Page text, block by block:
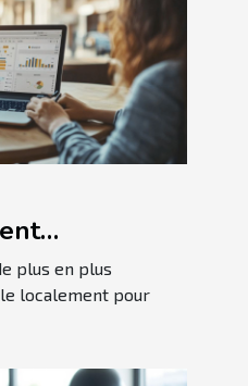
SEO local
visibilité ?
plus en plus
localement pour